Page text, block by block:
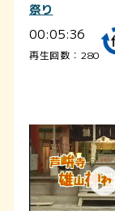
祭り
00:05:36
再生回数：280